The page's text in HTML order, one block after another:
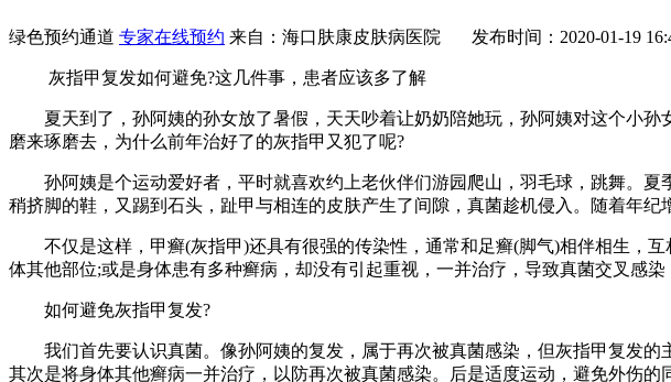
绿色预约通道 专家在线预约 来自：海口肤康皮肤病医院 发布时间：2020-01-19
灰指甲复发如何避免?这几件事，患者应该多了解
夏天到了，孙阿姨的孙女放了暑假，天天吵着让奶奶陪她玩，孙阿姨对这个小孙
磨来琢磨去，为什么前年治好了的灰指甲又犯了呢?
孙阿姨是个运动爱好者，平时就喜欢约上老伙伴们游园爬山，羽毛球，跳舞。夏
稍挤脚的鞋，又踢到石头，趾甲与相连的皮肤产生了间隙，真菌趁机侵入。随着年纪
不仅是这样，甲癣(灰指甲)还具有很强的传染性，通常和足癣(脚气)相伴相生，互
体其他部位;或是身体患有多种癣病，却没有引起重视，一并治疗，导致真菌交叉感染
如何避免灰指甲复发?
我们首先要认识真菌。像孙阿姨的复发，属于再次被真菌感染，但灰指甲复发的
其次是将身体其他癣病一并治疗，以防再次被真菌感染。后是适度运动，避免外伤